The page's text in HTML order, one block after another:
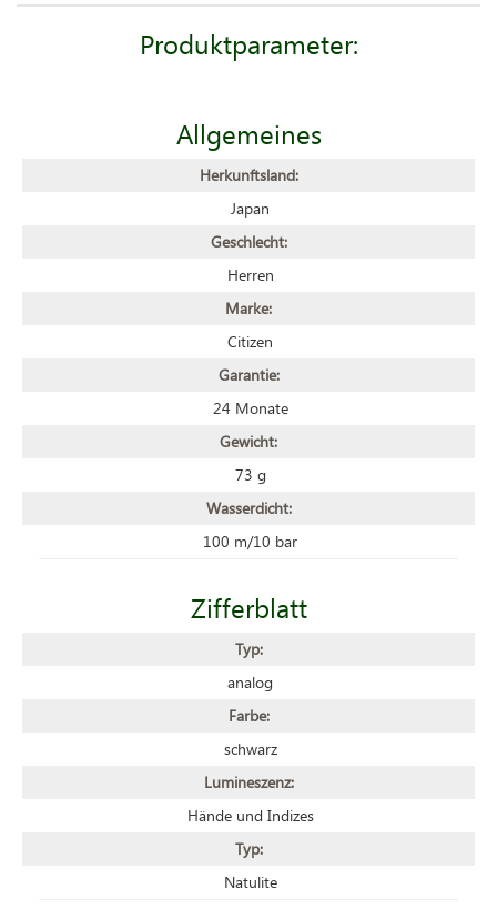
Produktparameter:
Allgemeines
Herkunftsland:
Japan
Geschlecht:
Herren
Marke:
Citizen
Garantie:
24 Monate
Gewicht:
73 g
Wasserdicht:
100 m/10 bar
Zifferblatt
Typ:
analog
Farbe:
schwarz
Lumineszenz:
Hände und Indizes
Typ:
Natulite